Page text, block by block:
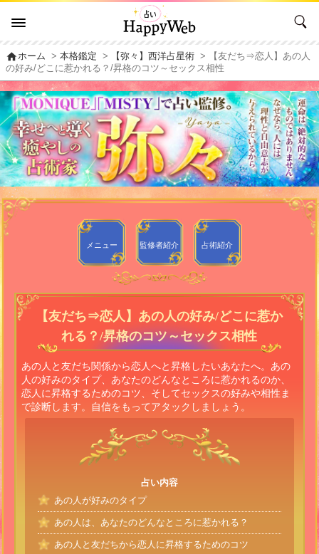
homeホーム >本格鑑定 > 【弥々】西洋占星術 > 【友だち⇒恋人】あの人
の好み/どこに惹かれる？/昇格のコツ～セックス相性
メニュー 監修者紹介 占術紹介
【友だち⇒恋人】あの人の好み/どこに惹か
れる？/昇格のコツ～セックス相性
あの人と友だち関係から恋人へと昇格したいあなたへ。あの
人の好みのタイプ、あなたのどんなところに惹かれるのか、
恋人に昇格するためのコツ、そしてセックスの好みや相性ま
で診断します。自信をもってアタックしましょう。
占い内容
あの人が好みのタイプ
あの人は、あなたのどんなところに惹かれる？
あの人と友だちから恋人に昇格するためのコツ